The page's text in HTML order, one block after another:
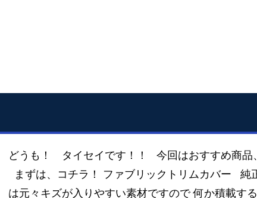
どうも！ タイセイです！！ 今回はおすすめ商品
まずは、コチラ！ ファブリックトリムカバー 純
は元々キズが入りやすい素材ですので 何か積載す